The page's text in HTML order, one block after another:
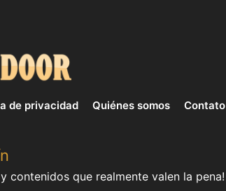
de privacidad Quiénes somos Contato
contenidos que realmente valen la pena!